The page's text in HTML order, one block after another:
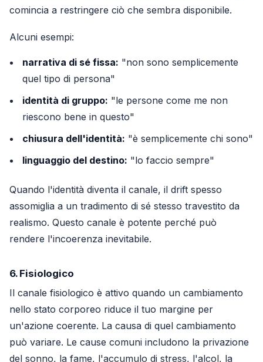
comincia a restringere ciò che sembra disponibile.
Alcuni esempi:
narrativa di sé fissa: "non sono semplicemente
quel tipo di persona"
identità di gruppo: "le persone come me non
riescono bene in questo"
chiusura dell'identità: "è semplicemente chi sono"
linguaggio del destino: "lo faccio sempre"
Quando l'identità diventa il canale, il drift spesso
assomiglia a un tradimento di sé stesso travestito da
realismo. Questo canale è potente perché può
rendere l'incoerenza inevitabile.
6. Fisiologico
Il canale fisiologico è attivo quando un cambiamento
nello stato corporeo riduce il tuo margine per
un'azione coerente. La causa di quel cambiamento
può variare. Le cause comuni includono la privazione
del sonno, la fame, l'accumulo di stress, l'alcol, la